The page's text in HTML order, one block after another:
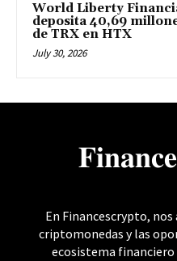
World Liberty
deposita 40,69
de TRX en HTX
July 30, 2026
En Financescrypto,
criptomonedas y las
ecosistema